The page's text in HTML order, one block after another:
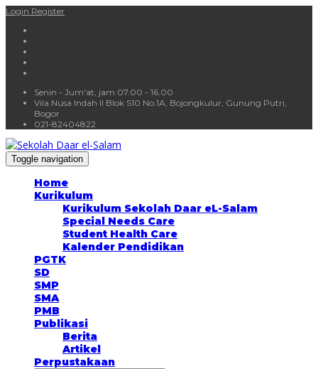
Login Register
Senin - Jum'at, jam 07.00 - 16.00
Vila Nusa Indah II Blok S10 No.1A, Bojongkulur, Gunung Putri,
Bogor
021-82404822
Toggle navigation
Home
Kurikulum
Kurikulum Sekolah Daar eL-Salam
Special Needs Care
Student Health Care
Kalender Pendidikan
PGTK
SD
SMP
SMA
PMB
Publikasi
Berita
Artikel
Perpustakaan